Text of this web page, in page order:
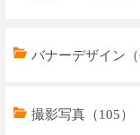
トップページデザ
商品ページデザイ
バナーデザイン（
撮影写真（105）